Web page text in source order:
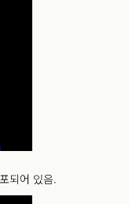
되어 있음.